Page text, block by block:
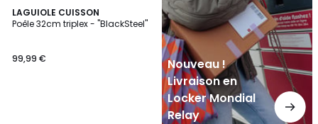
LAGUIOLE CUISSON
Poêle 32cm triplex - "BlackSteel"
99,99 €
Nouveau !
Livraison en
Locker Mondial
Relay